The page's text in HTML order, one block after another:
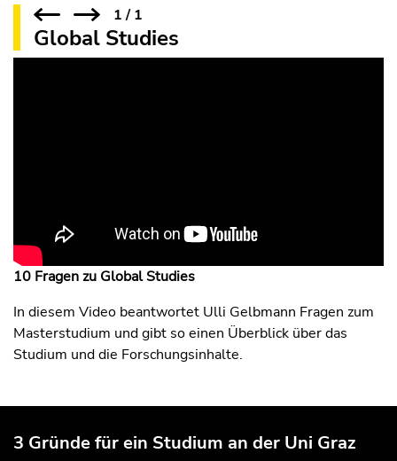
1/1
Global Studies
10 Fragen zu Global Studies
In diesem Video beantwortet Ulli Gelbmann Fragen zum
Masterstudium und gibt so einen Überblick über das
Studium und die Forschungsinhalte.
3 Gründe für ein Studium an der Uni Graz